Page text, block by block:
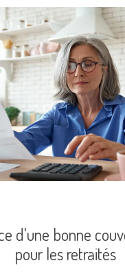
d'une bonne
pour les retraités